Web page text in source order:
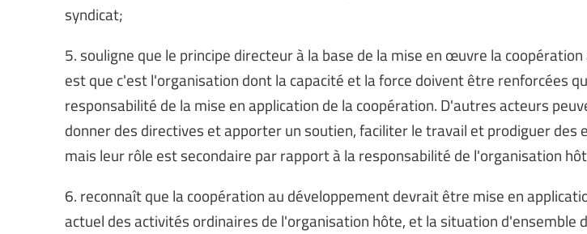
syndicat;
5. souligne que le principe directeur à la base de la mise en œuvre la
est que c'est l'organisation dont la capacité et la force doivent être renforcées
responsabilité de la mise en application de la coopération. D'autres acteurs
donner des directives et apporter un soutien, faciliter le travail et prodiguer des
mais leur rôle est secondaire par rapport à la responsabilité de l'organisation
6. reconnaît que la coopération au développement devrait être mise en
actuel des activités ordinaires de l'organisation hôte, et la situation d'ensemble